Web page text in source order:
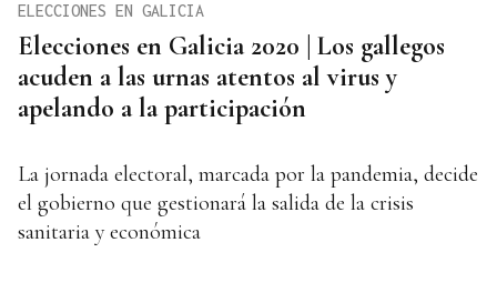
Elecciones en Galicia 2020 | Los gallegos
acuden a las urnas atentos al virus y
apelando a la participación
ELECCIONES EN GALICIA
La jornada electoral, marcada por la pandemia, decide
el gobierno que gestionará la salida de la crisis
sanitaria y económica